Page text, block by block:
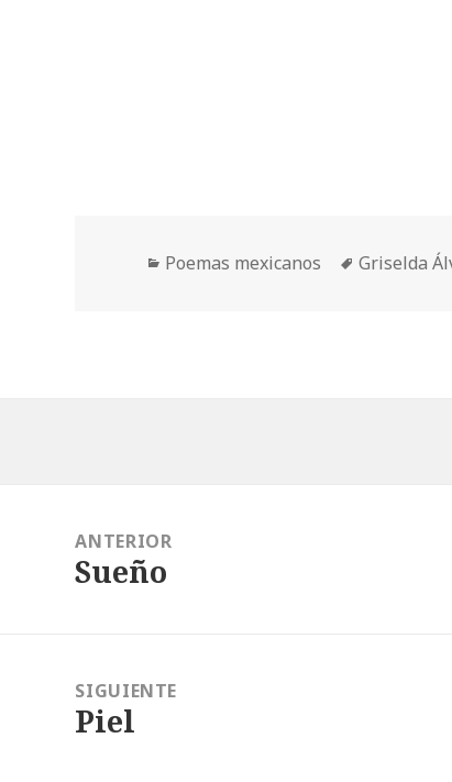
Categorías
Poemas mexicanos Etiquetas
Griselda
entradas
ANTERIOR
Entrada
Sueño
SIGUIENTE
Entrada
Piel